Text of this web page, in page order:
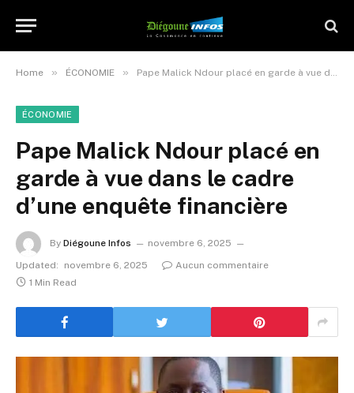
Home » ÉCONOMIE » Pape Malick Ndour placé en garde à vue dans le cadre d’une enquête financière
ÉCONOMIE
Pape Malick Ndour placé en
garde à vue dans le cadre
d’une enquête financière
By Diégoune Infos
novembre 6, 2025
Updated:
novembre 6, 2025
Aucun commentaire
1 Min Read